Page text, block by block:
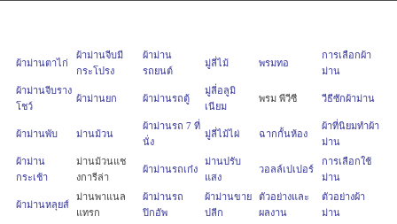
ผ้าม่านตาไก่
ผ้าม่านจีบมี
กระโปรง
ผ้าม่าน
รถยนต์
มู่ลี่ไม้ พรมทอ
การเลือกผ้า
ม่าน
ผ้าม่านจีบราง
โชว์
ผ้าม่านยก ผ้าม่านรถตู้
มู่ลี่อลูมิ
เนียม
พรม พีวีซี วีธีซักผ้าม่าน
ผ้าม่านพับ ม่านม้วน
ผ้าม่านรถ 7 ที่
นั่ง
มู่ลี่ไม้ไผ่ ฉากกั้นห้อง
ผ้าที่นิยมทำผ้า
ม่าน
ผ้าม่าน
กระเช้า
ม่านม้วนแช
งการีล่า
ผ้าม่านรถเก๋ง
ม่านปรับ
แสง
วอลล์เปเปอร์
การเลือกใช้
ม่าน
ผ้าม่านหลุยส์
ม่านพาแนล
แทรก
ผ้าม่านรถ
ปิกอัพ
ผ้าม่านขาย
ปลีก
ตัวอย่างและ
ผลงาน
ตัวอย่างผ้า
ม่าน